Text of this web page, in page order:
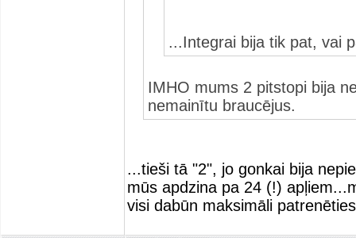
...Integrai bija tik pat, vai
IMHO mums 2 pitstopi bija
nemainītu braucējus.
...tieši tā "2", jo gonkai bija
mūs apdzina pa 24 (!)
visi dabūn maksimāli